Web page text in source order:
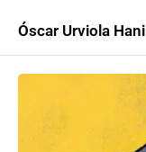
Óscar Urviola Hani